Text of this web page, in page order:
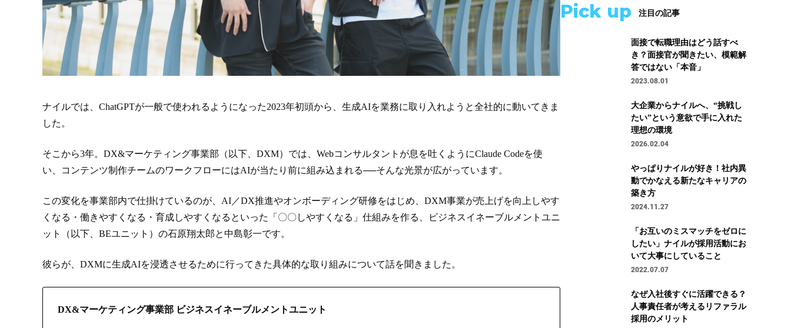
ナイルでは、ChatGPTが一般で使われるようになった2023年初頭から、生成AIを業務に取り入れようと全社的に動いてきま
した。
そこから3年。DX&マーケティング事業部（以下、DXM）では、Webコンサルタントが息を吐くようにClaude Codeを使
い、コンテンツ制作チームのワークフローにはAIが当たり前に組み込まれる──そんな光景が広がっています。
この変化を事業部内で仕掛けているのが、AI／DX推進やオンボーディング研修をはじめ、DXM事業が売上げを向上しやす
くなる・働きやすくなる・育成しやすくなるといった「〇〇しやすくなる」仕組みを作る、ビジネスイネーブルメントユニ
ット（以下、BEユニット）の石原翔太郎と中島彰一です。
彼らが、DXMに生成AIを浸透させるために行ってきた具体的な取り組みについて話を聞きました。
DX&マーケティング事業部 ビジネスイネーブルメントユニット
Pick up 注目の記事
面接で転職理由はどう話すべ
き？面接官が聞きたい、模範解
答ではない「本音」
2023.08.01
大企業からナイルへ、“挑戦し
たい”という意欲で手に入れた
理想の環境
2026.02.04
やっぱりナイルが好き！社内異
動でかなえる新たなキャリアの
築き方
2024.11.27
「お互いのミスマッチをゼロに
したい」ナイルが採用活動にお
いて大事にしていること
2022.07.07
なぜ入社後すぐに活躍できる？
人事責任者が考えるリファラル
採用のメリット